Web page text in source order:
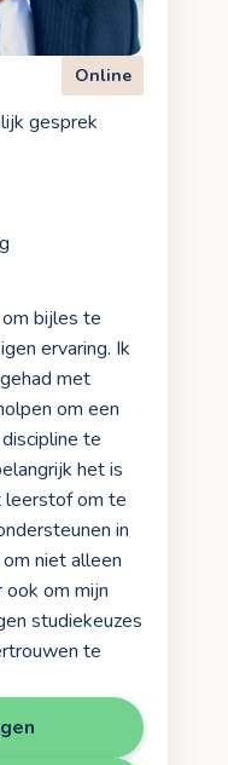
Online
gesprek
bijles te
ervaring. Ik
met
om een
te
het is
leerstof om te
in
niet alleen
ook om mijn
studiekeuzes
te